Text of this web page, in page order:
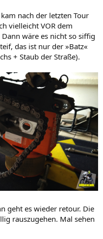
nach der letzten Tour
vielleicht VOR dem
wäre es nicht so siffig
das ist nur der »Batz«
+ Staub der Straße).
geht es wieder retour. Die
rauszugehen. Mal sehen